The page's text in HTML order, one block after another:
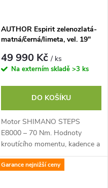
AUTHOR Espirit zelenozlatá-
matná/černá/limeta, vel. 19"
49 990 Kč/ ks
Na externím skladě >3 ks
DO KOŠÍKU
Motor SHIMANO STEPS
E8000 – 70 Nm. Hodnoty
kroutícího momentu, kadence a
čidla rychlosti jsou za jízdy
průběžně analyzovány pro
Garance nejnižší ceny